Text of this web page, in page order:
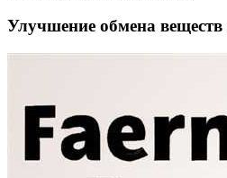
Улучшение обмена веществ